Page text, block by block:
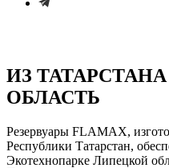
ИЗ
ОБЛАСТЬ
Резервуары FLAMAX,
Республики Татарстан,
Экотехнопарке Липецкой